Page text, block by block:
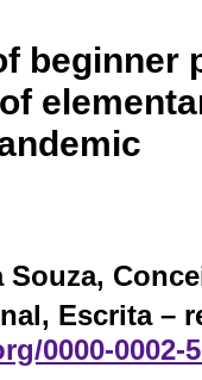
beginner
Souza,
Escrita –
0000-0002-